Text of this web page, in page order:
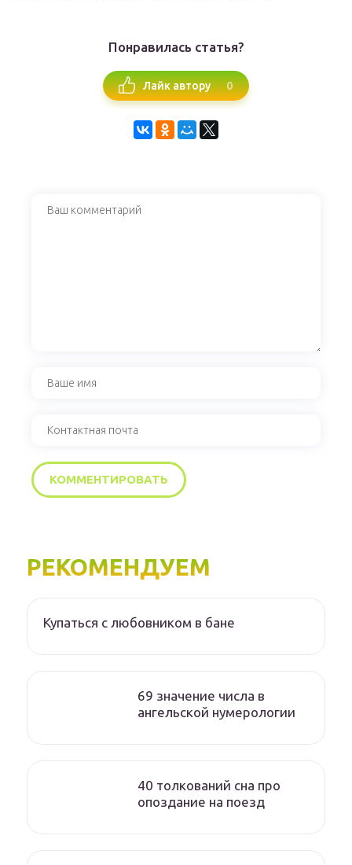
Понравилась статья?
Лайк автору 0
РЕКОМЕНДУЕМ
Купаться с любовником в бане
69 значение числа в
ангельской нумерологии
40 толкований сна про
опоздание на поезд